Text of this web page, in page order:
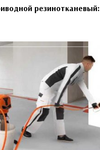
резинотканевый: